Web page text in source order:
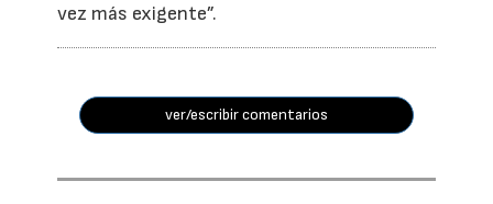
vez más exigente”.
ver/escribir comentarios